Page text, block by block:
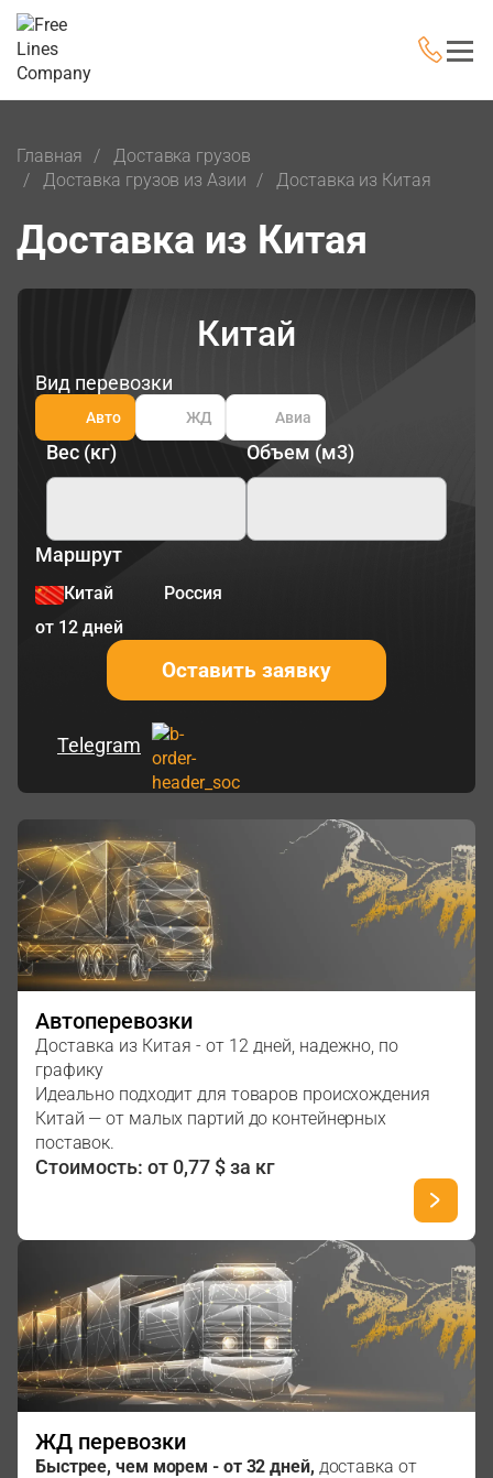
Главная
Доставка грузов
Доставка грузов из Азии
Доставка из Китая
Доставка из Китая
Китай
Вид перевозки
Авто ЖД Авиа
Вес (кг) Объем (м3)
Маршрут
Китай
Россия
от 12 дней
Оставить заявку
Telegram
Автоперевозки
Доставка из Китая - от 12 дней, надежно, по
графику
Идеально подходит для товаров происхождения
Китай — от малых партий до контейнерных
поставок.
Стоимость: от 0,77 $ за кг
ЖД перевозки
Быстрее, чем морем - от 32 дней, доставка от